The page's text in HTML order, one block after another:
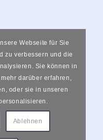
Webseite für Sie
zu verbessern und die
Sie können in
darüber erfahren,
oder sie in unseren
Ablehnen